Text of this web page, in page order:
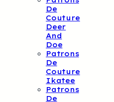
De
Couture
Deer
And
Doe
Patrons
De
Couture
Ikatee
Patrons
De